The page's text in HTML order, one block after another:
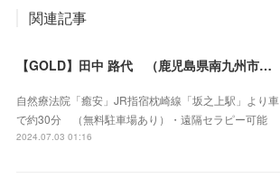
関連記事
【GOLD】田中 路代 （鹿児島県南九州市・遠隔セラピー可）
自然療法院「癒安」JR指宿枕崎線「坂之上駅」より車
で約30分 （無料駐車場あり）・遠隔セラピー可能
2024.07.03 01:16